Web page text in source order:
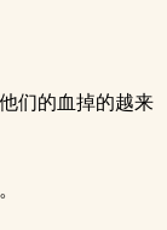
们的血掉的越来